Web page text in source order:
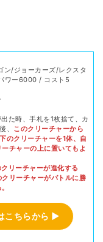
ン/ジョーカーズ/レクスタ
ワー6000 / コスト5
た時、手札を1枚捨て、カ
、 このクリーチャーから
のクリーチャーを1体、自
チャーの上に置いてもよ
リーチャーが進化する
リーチャーがバトルに勝
こちらから ▶